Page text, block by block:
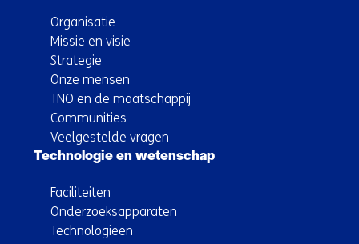
Organisatie
Missie en visie
Strategie
Onze mensen
TNO en de maatschappij
Communities
Veelgestelde vragen
Technologie en wetenschap
Faciliteiten
Onderzoeksapparaten
Technologieën